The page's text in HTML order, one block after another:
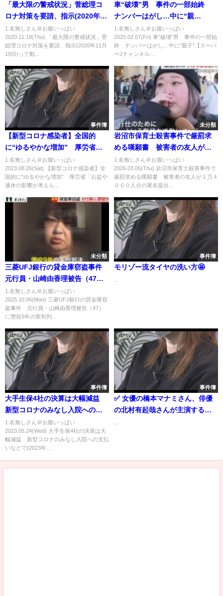
「最大限の警戒状況」菅総理コ
ロナ対策を要請、指示(2020年11
月19日)
1:名無しさん＠お腹いっぱい
2020.11.19(Thu) 「最大限の警戒状況」菅
総理コロナ対策を要請、指示(2020年11月
19日)って動...
車“破壊”男 事件の一部始終
ナンバーはがし…中に“親
子”【スーパーJチャンネル】
(2025年2月7日)
1:名無しさん＠お腹いっぱい
2025.02.07(Fri) 車“破壊”男 事件の一部始
終 ナンバーはがし…中に“親子”【スーパ
ーJチャンネル...
事件簿
【新型コロナ感染者】全国的
に“ゆるやかな増加” 厚労省
「お盆や連休の影響が考えられ
る。状況を注視」
1:名無しさん＠お腹いっぱい
2023.08.26(Sat) 【新型コロナ感染者】全
国的に“ゆるやかな増加” 厚労省「お盆や
連休の影響が考えら...
未分類
岩沼市保育士殺害事件で厳罰求
める嘆願書 被害者の友人が１
万４０００人分の署名提出〈宮
城〉 (26/03/04 18:43)
1:名無しさん＠お腹いっぱい
2026.03.05(Thu) 岩沼市保育士殺害事件で
厳罰求める嘆願書 被害者の友人が１万４
０００人分の署名提出...
未分類
三菱UFJ銀行の貸金庫窃盗事件
元行員・山崎由香理被告（47）
に懲役9年の実刑判決「厳しい非
難免れない」 東京地裁
1:名無しさん＠お腹いっぱい
2025.10.06(Mon) 三菱UFJ銀行の貸金庫窃
盗事件 元行員・山崎由香理被告（47）
に懲役9年の実刑判...
事件簿
モリゾー流タイヤの洗い方🤩
事件簿
大手生保4社の決算は大幅減益
新型コロナのみなし入院への支
払いなどで(2023年5月24日)
1:名無しさん＠お腹いっぱい
2023.05.24(Wed) 大手生保4社の決算は大
幅減益 新型コロナのみなし入院への支払
いなどで(2023年...
事件簿
✅ 女優の橋本マナミさん、俳優
の北村有起哉さんが主演するオ
されるジャンクグルメを“